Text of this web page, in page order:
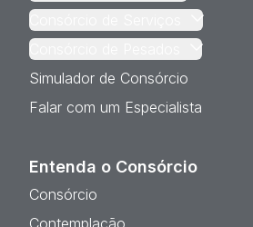
Simulador de Consórcio
Falar com um Especialista
Entenda o Consórcio
Consórcio
Contemplação